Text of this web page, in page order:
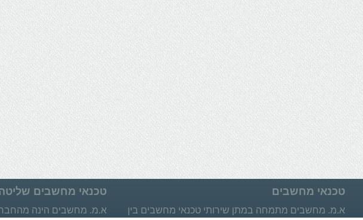
טכנאי מחשבים
א.מ. מחשבים מתמחה במתן שירותי טכנאי מחשבים בין
טכנאי מחשבים
א.מ. מחשבים הינה